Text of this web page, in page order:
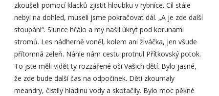
zkoušeli pomocí klacků zjistit hloubku v rybníce. Cíl stále
nebyl na dohled, museli jsme pokračovat dál. „A je zde další
stoupání“. Slunce hřálo a my našli úkryt pod korunami
stromů. Les nádherně voněl, kolem ani živáčka, jen všude
přítomná zeleň. Náhle nám cestu protnul Přítkovský potok.
To jste měli vidět ty rozzářené oči Vašich dětí. Bylo jasné,
že zde bude další čas na odpočinek. Děti zkoumaly
meandry, čistily hladinu vody a skotačily. Bylo moc pěkné